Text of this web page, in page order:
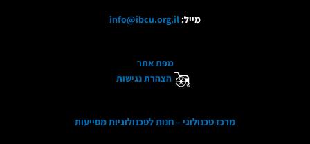
מייל: info@ibcu.org.il
מפת אתר
הצהרת נגישות
מרכז טכנולוגי – חנות לטכנולוגיות מסייעות